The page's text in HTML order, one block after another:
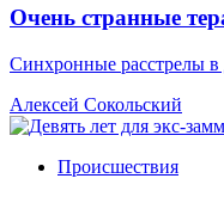
Очень странные
Синхронные расстрелы
Алексей Сокольский
Происшествия